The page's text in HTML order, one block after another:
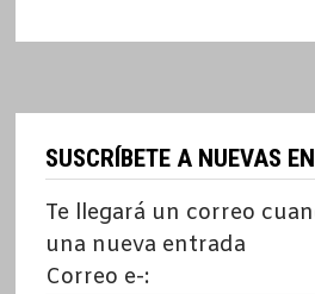
SUSCRÍBETE A NUEVAS
Te llegará un correo
una nueva entrada
Correo e-: